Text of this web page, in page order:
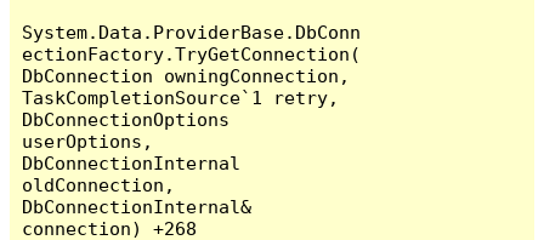
System.Data.ProviderBase.DbConn
ectionFactory.TryGetConnection(
DbConnection owningConnection,
TaskCompletionSource`1 retry,
DbConnectionOptions
userOptions,
DbConnectionInternal
oldConnection,
DbConnectionInternal&
connection) +268